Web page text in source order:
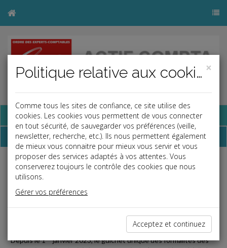
Base documentaire
Dépêches
j a
b
Vie des affaires
Date: 2023-02-28
DYSFONCTIONNEMENTS DU GUICHET UNIQUE DES
FORMALITÉS DES ENTREPRISES
Depuis le 1
janvier 2023, le guichet unique des formalités des
×
Politique relative aux cookies
Comme tous les sites de confiance, ce site utilise des
cookies. Les cookies vous permettent de vous connecter
en tout sécurité, de sauvegarder vos préférences (veille,
newsletter, recherche, etc.). Ils nous permettent également
de mieux vous connaitre pour mieux vous servir et vous
proposer des services adaptés à vos attentes. Vous
conserverez toujours le contrôle des cookies que nous
utilisons.
Gérer vos préférences
Acceptez et continuez